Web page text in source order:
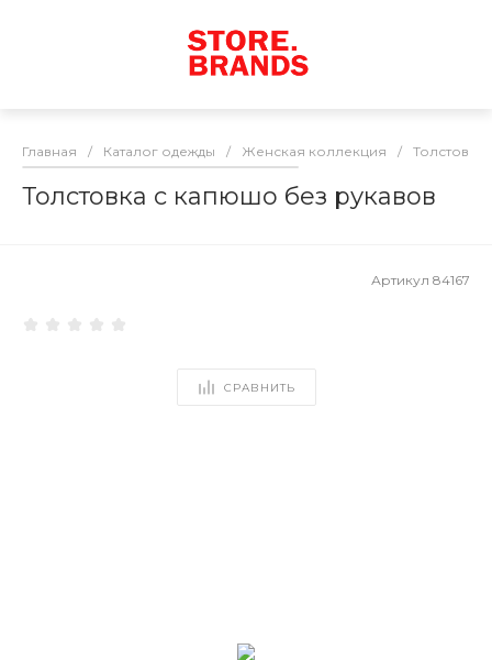
Главная / Каталог одежды / Женская коллекция / Толстовки
Толстовка с капюшо без рукавов
Артикул 84167
СРАВНИТЬ